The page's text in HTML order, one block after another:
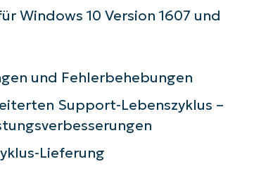
Windows 10 Version 1607 und
und Fehlerbehebungen
Support-Lebenszyklus –
Lieferung
First
and
name*